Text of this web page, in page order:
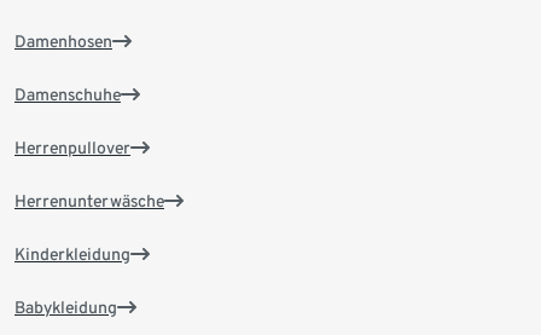
Damenhosen
Damenschuhe
Herrenpullover
Herrenunterwäsche
Kinderkleidung
Babykleidung